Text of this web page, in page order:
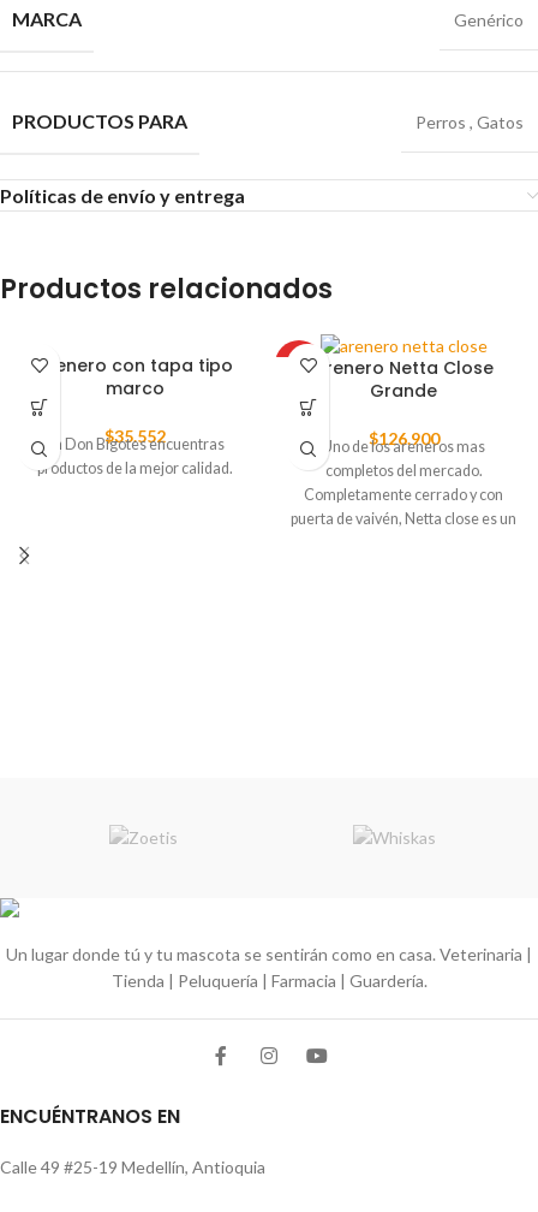
MARCA
Genérico
PRODUCTOS PARA Perros , Gatos
Políticas de envío y entrega
Productos relacionados
Arenero con tapa tipo
marco
$35.552
En Don Bigotes encuentras
productos de la mejor calidad.
HOTArenero Netta Close
Grande
$126.900
Uno de los areneros mas
completos del mercado.
Completamente cerrado y con
puerta de vaivén, Netta close es un
peso.
Un lugar donde tú y tu mascota se sentirán como en casa. Veterinaria |
Tienda | Peluquería | Farmacia | Guardería.
ENCUÉNTRANOS EN
Calle 49 #25-19 Medellín, Antioquia